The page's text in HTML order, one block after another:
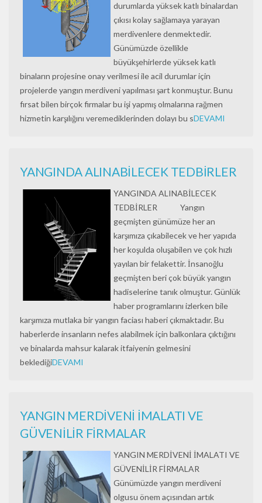
durumlarda yüksek katlı binalardan
çıkısı kolay sağlamaya yarayan
merdivenlere denmektedir.
Günümüzde özellikle
büyükşehirlerde yüksek katlı
binaların projesine onay verilmesi ile acil durumlar için
projelerde yangın merdiveni yapılması şart konmuştur. Bunu
fırsat bilen birçok firmalar bu işi yapmış olmalarına rağmen
hizmetin karşılığını veremediklerinden dolayı bu sDEVAMI
YANGINDA ALINABİLECEK TEDBİRLER
YANGINDA ALINABİLECEK
TEDBİRLER Yangın
geçmişten günümüze her an
karşımıza çıkabilecek ve her yapıda
her koşulda oluşabilen ve çok hızlı
yayılan bir felakettir. İnsanoğlu
geçmişten beri çok büyük yangın
hadiselerine tanık olmuştur. Günlük
haber programlarını izlerken bile
karşımıza mutlaka bir yangın faciası haberi çıkmaktadır. Bu
haberlerde insanların nefes alabilmek için balkonlara çıktığını
ve binalarda mahsur kalarak itfaiyenin gelmesini
beklediğiDEVAMI
YANGIN MERDİVENİ İMALATI VE
GÜVENİLİR FİRMALAR
YANGIN MERDİVENİ İMALATI VE
GÜVENİLİR FİRMALAR
Günümüzde yangın merdiveni
olgusu önem açısından artık